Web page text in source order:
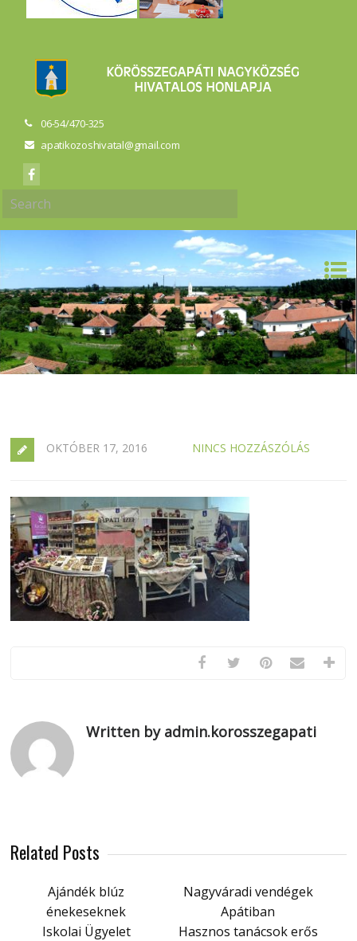
06-54/470-325
apatikozoshivatal@gmail.com
OKTÓBER 17, 2016 NINCS HOZZÁSZÓLÁS
Written by admin.korosszegapati
Related Posts
Ajándék blúz
énekeseknek
Nagyváradi vendégek
Apátiban
Iskolai Ügyelet
Hasznos tanácsok erős